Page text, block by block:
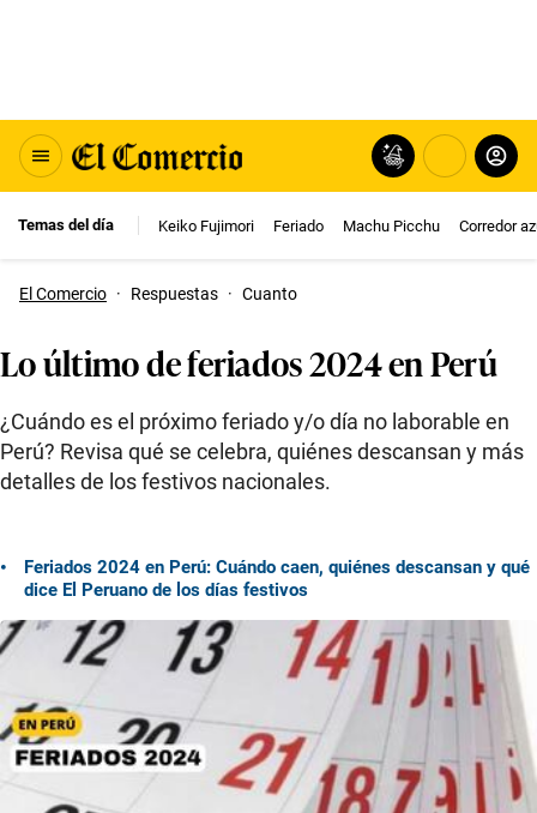
Temas del día Keiko Fujimori Feriado Machu Picchu Corredor
El Comercio · Respuestas · Cuanto
Lo último de feriados 2024 en Perú
¿Cuándo es el próximo feriado y/o día no laborable en
Perú? Revisa qué se celebra, quiénes descansan y más
detalles de los festivos nacionales.
Feriados 2024 en Perú: Cuándo caen, quiénes descansan y qué
dice El Peruano de los días festivos